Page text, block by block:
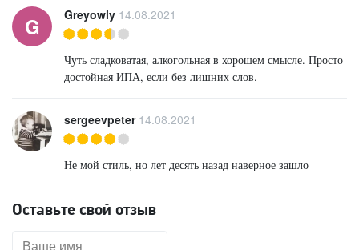
G Greyowly 14.08.2021
Чуть сладковатая, алкогольная в хорошем смысле. Просто
достойная ИПА, если без лишних слов.
sergeevpeter 14.08.2021
Не мой стиль, но лет десять назад наверное зашло
Оставьте свой отзыв